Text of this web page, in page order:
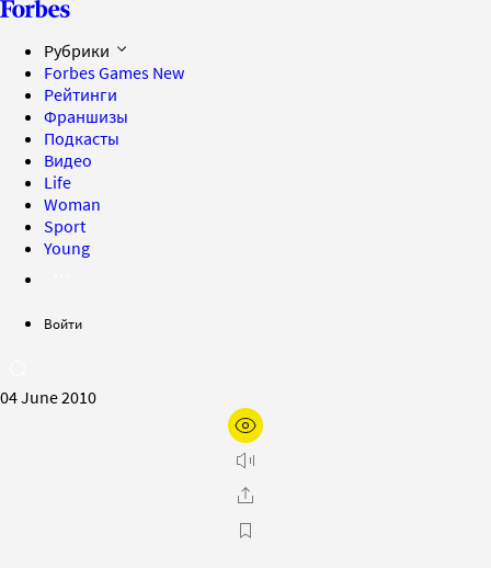
Рубрики
Forbes Games New
Рейтинги
Франшизы
Подкасты
Видео
Life
Woman
Sport
Young
Войти
04 June 2010